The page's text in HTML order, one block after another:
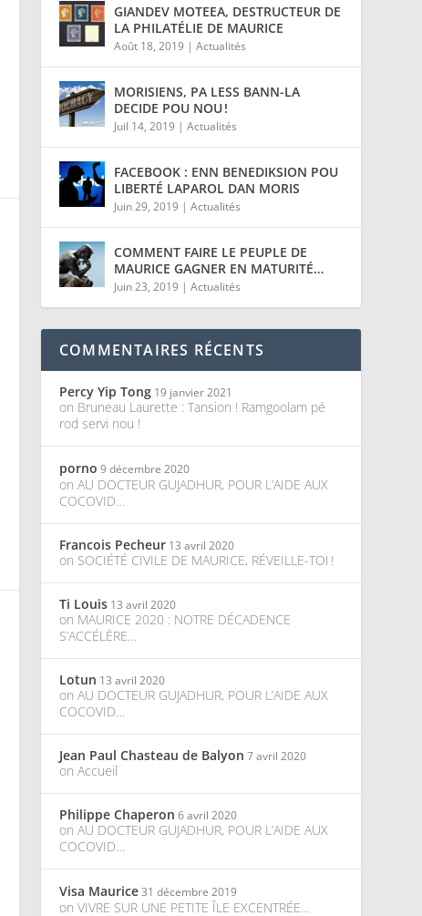
GIANDEV MOTEEA, DESTRUCTEUR DE
LA PHILATÉLIE DE MAURICE
Août 18, 2019 | Actualités
MORISIENS, PA LESS BANN-LA
DECIDE POU NOU !
Juil 14, 2019 | Actualités
FACEBOOK : ENN BENEDIKSION POU
LIBERTÉ LAPAROL DAN MORIS
Juin 29, 2019 | Actualités
COMMENT FAIRE LE PEUPLE DE
MAURICE GAGNER EN MATURITÉ…
Juin 23, 2019 | Actualités
COMMENTAIRES RÉCENTS
Percy Yip Tong 19 janvier 2021
on Bruneau Laurette : Tansion ! Ramgoolam pé
rod servi nou !
porno 9 décembre 2020
on AU DOCTEUR GUJADHUR, POUR L’AIDE AUX
COCOVID…
Francois Pecheur 13 avril 2020
on SOCIÉTÉ CIVILE DE MAURICE, RÉVEILLE-TOI !
Ti Louis 13 avril 2020
on MAURICE 2020 : NOTRE DÉCADENCE
S’ACCÉLÈRE…
Lotun 13 avril 2020
on AU DOCTEUR GUJADHUR, POUR L’AIDE AUX
COCOVID…
Jean Paul Chasteau de Balyon 7 avril 2020
on Accueil
Philippe Chaperon 6 avril 2020
on AU DOCTEUR GUJADHUR, POUR L’AIDE AUX
COCOVID…
Visa Maurice31 décembre 2019
on VIVRE SUR UNE PETITE ÎLE EXCENTRÉE…